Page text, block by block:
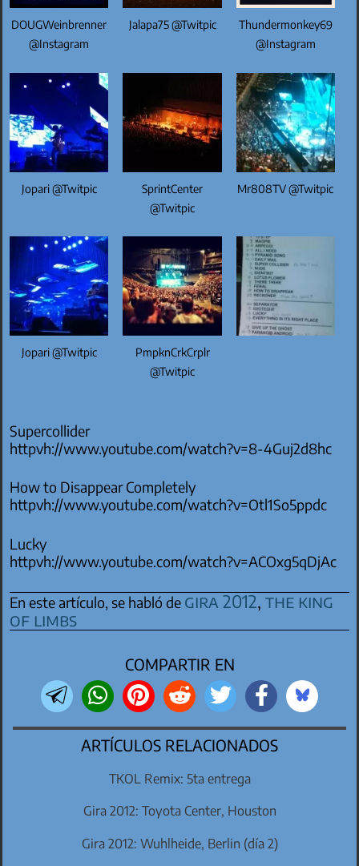
DOUGWeinbrenner
@Instagram
Jalapa75 @Twitpic
Thundermonkey69
@Instagram
Jopari @Twitpic
SprintCenter
@Twitpic
Mr808TV @Twitpic
Jopari @Twitpic
PmpknCrkCrplr
@Twitpic
Supercollider
httpvh://www.youtube.com/watch?v=8-4Guj2d8hc
How to Disappear Completely
httpvh://www.youtube.com/watch?v=Otl1So5ppdc
Lucky
httpvh://www.youtube.com/watch?v=ACOxg5qDjAc
En este artículo, se habló de gira 2012,the king
of limbs
COMPARTIR EN
ARTÍCULOS RELACIONADOS
TKOL Remix: 5ta entrega
Gira 2012: Toyota Center, Houston
Gira 2012: Wuhlheide, Berlin (día 2)